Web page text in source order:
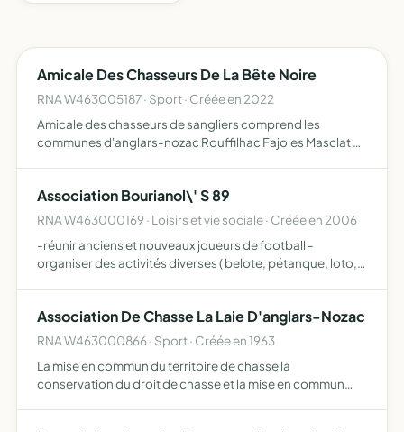
Amicale Des Chasseurs De La Bête Noire
RNA W463005187 · Sport · Créée en 2022
Amicale des chasseurs de sangliers comprend les
communes d'anglars-nozac Rouffilhac Fajoles Masclat et
Association Bourianol\' S 89
RNA W463000169 · Loisirs et vie sociale · Créée en 2006
-réunir anciens et nouveaux joueurs de football -
organiser des activités diverses ( belote, pétanque, loto,
Association De Chasse La Laie D'anglars-Nozac
RNA W463000866 · Sport · Créée en 1963
La mise en commun du territoire de chasse la
conservation du droit de chasse et la mise en commun